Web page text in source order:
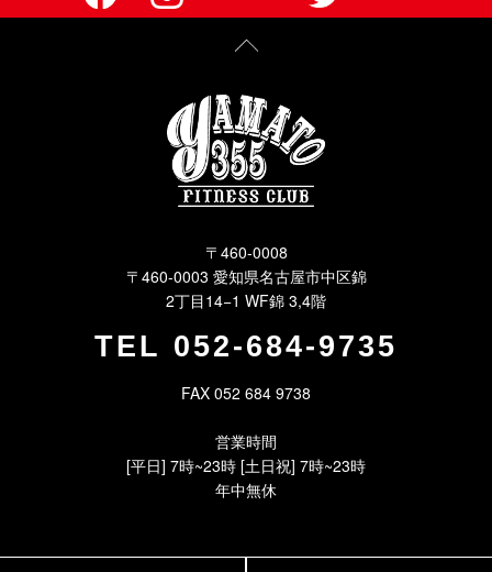
〒460-0008
〒460-0003 愛知県名古屋市中区錦
2丁目14−1 WF錦 3,4階
TEL 052-684-9735
FAX 052 684 9738
営業時間
[平日] 7時~23時 [土日祝] 7時~23時
年中無休